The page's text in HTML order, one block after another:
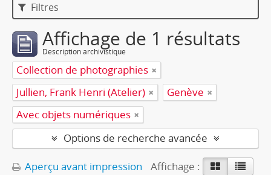
Filtres
Affichage de 1 résultats
Description archivistique
Collection de photographies
Jullien, Frank Henri (Atelier)
Genève
Avec objets numériques
Options de recherche avancée
Aperçu avant impression
Affichage :